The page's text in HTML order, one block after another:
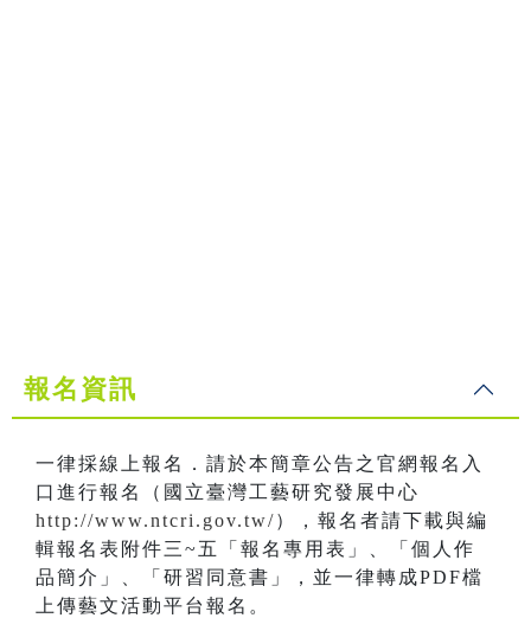
報名資訊
一律採線上報名．請於本簡章公告之官網報名入
口進行報名（國立臺灣工藝研究發展中心
http://www.ntcri.gov.tw/），報名者請下載與編
輯報名表附件三~五「報名專用表」、「個人作
品簡介」、「研習同意書」，並一律轉成PDF檔
上傳藝文活動平台報名。